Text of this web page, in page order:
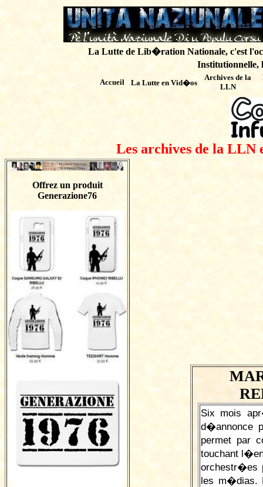
La Lutte de Lib�ration Nationale, c'est
Institutionnelle,
Accueil La Lutte en Vid�os
Archives de la
LLN
Les archives de la LLN
Offrez un produit
Generazione76
Six mois
d�annonce
permet par
touchant
orchestr�es
les m�dias.